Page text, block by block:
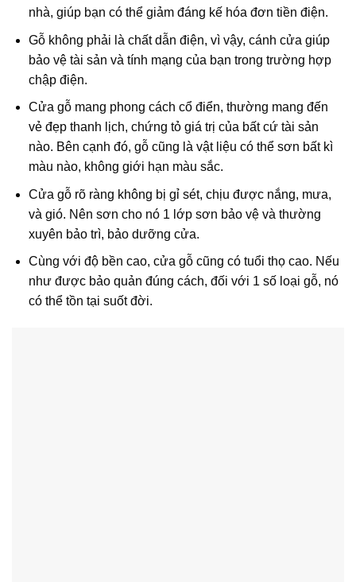
nhà, giúp bạn có thể giảm đáng kế hóa đơn tiền điện.
Gỗ không phải là chất dẫn điện, vì vậy, cánh cửa giúp
bảo vệ tài sản và tính mạng của bạn trong trường hợp
chập điện.
Cửa gỗ mang phong cách cổ điển, thường mang đến
vẻ đẹp thanh lịch, chứng tỏ giá trị của bất cứ tài sản
nào. Bên cạnh đó, gỗ cũng là vật liệu có thể sơn bất kì
màu nào, không giới hạn màu sắc.
Cửa gỗ rõ ràng không bị gỉ sét, chịu được nắng, mưa,
và gió. Nên sơn cho nó 1 lớp sơn bảo vệ và thường
xuyên bảo trì, bảo dưỡng cửa.
Cùng với độ bền cao, cửa gỗ cũng có tuổi thọ cao. Nếu
như được bảo quản đúng cách, đối với 1 số loại gỗ, nó
có thể tồn tại suốt đời.